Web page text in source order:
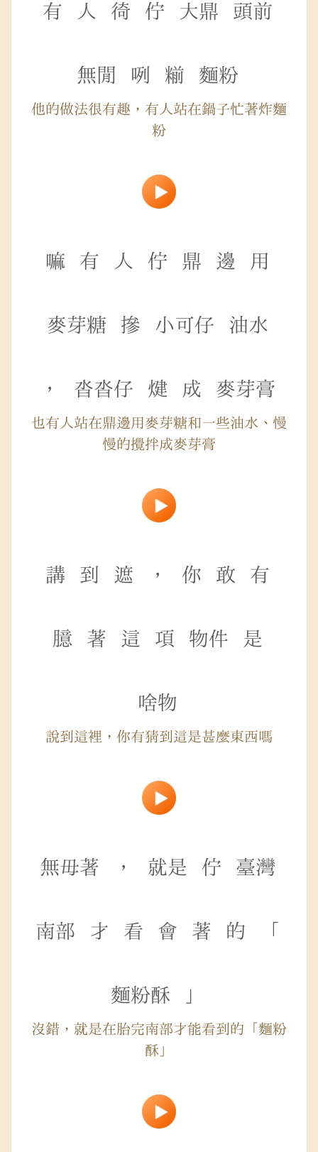
有 人 徛 佇 大鼎 頭前
無閒 咧 糋 麵粉
他的做法很有趣，有人站在鍋子忙著炸麵
粉
嘛 有 人 佇 鼎 邊 用
麥芽糖 摻 小可仔 油水
， 沓沓仔 煡 成 麥芽膏
也有人站在鼎邊用麥芽糖和一些油水、慢
慢的攪拌成麥芽膏
講 到 遮 ， 你 敢 有
臆 著 這 項 物件 是
啥物
說到這裡，你有猜到這是甚麼東西嗎
無毋著 ， 就是 佇 臺灣
南部 才 看 會 著 的
麵粉酥 」
沒錯，就是在胎完南部才能看到的「麵粉
酥」